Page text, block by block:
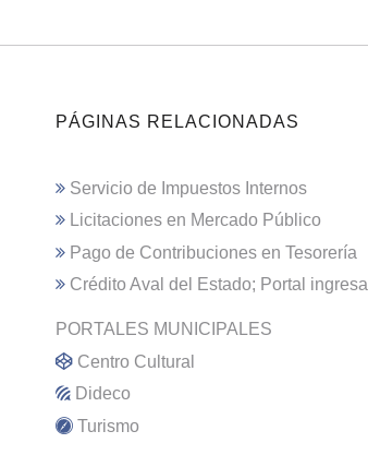
PÁGINAS RELACIONADAS
Servicio de Impuestos Internos
Licitaciones en Mercado Público
Pago de Contribuciones en Tesorería
Crédito Aval del Estado; Portal ingresa
PORTALES MUNICIPALES
Centro Cultural
Dideco
Turismo